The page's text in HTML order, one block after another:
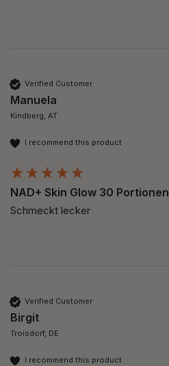
Verified Customer
Manuela
Kindberg, AT
I recommend this product
NAD+ Skin Glow 30 Portionen
Schmeckt lecker
Verified Customer
Birgit
Troisdorf, DE
I recommend this product